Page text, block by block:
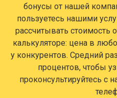
бонусы от нашей
пользуетесь нашими
рассчитывать стоимость
калькуляторе: цена в
у конкурентов. Средний
процентов, чтобы
проконсультируйтесь